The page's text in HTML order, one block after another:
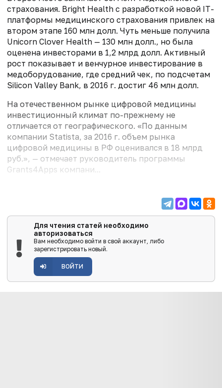
страхования. Bright Health с разработкой новой IТ-
платформы медицинского страхования привлек на
втором этапе 160 млн долл. Чуть меньше получила
Unicorn Clover Health — 130 млн долл., но была
оценена инвесторами в 1,2 млрд долл. Активный
рост показывает и венчурное инвестирование в
медоборудование, где средний чек, по подсчетам
Silicon Valley Bank, в 2016 г. достиг 46 млн долл.
На отечественном рынке цифровой медицины
инвестиционный климат по-прежнему не
отличается от географического. «По данным
компании Statista, за 2016 г. объем рынка
цифровой медицины в РФ оценивался в 18 млрд
руб.», — отмечает руководитель программы
Grants4Apps компани...
Для чтения статей необходимо
авторизоваться
Вам необходимо войти в свой аккаунт, либо
зарегистрировать новый.
ВОЙТИ